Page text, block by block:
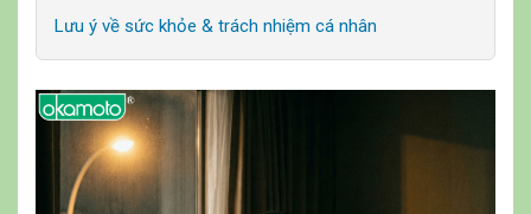
Lưu ý về sức khỏe & trách nhiệm cá nhân